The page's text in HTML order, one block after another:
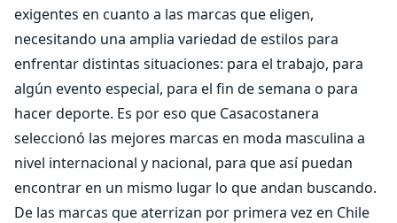
exigentes en cuanto a las marcas que eligen,
necesitando una amplia variedad de estilos para
enfrentar distintas situaciones: para el trabajo, para
algún evento especial, para el fin de semana o para
hacer deporte. Es por eso que Casacostanera
seleccionó las mejores marcas en moda masculina a
nivel internacional y nacional, para que así puedan
encontrar en un mismo lugar lo que andan buscando.
De las marcas que aterrizan por primera vez en Chile